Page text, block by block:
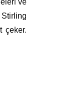
ve
Stirling
çeker.
bir